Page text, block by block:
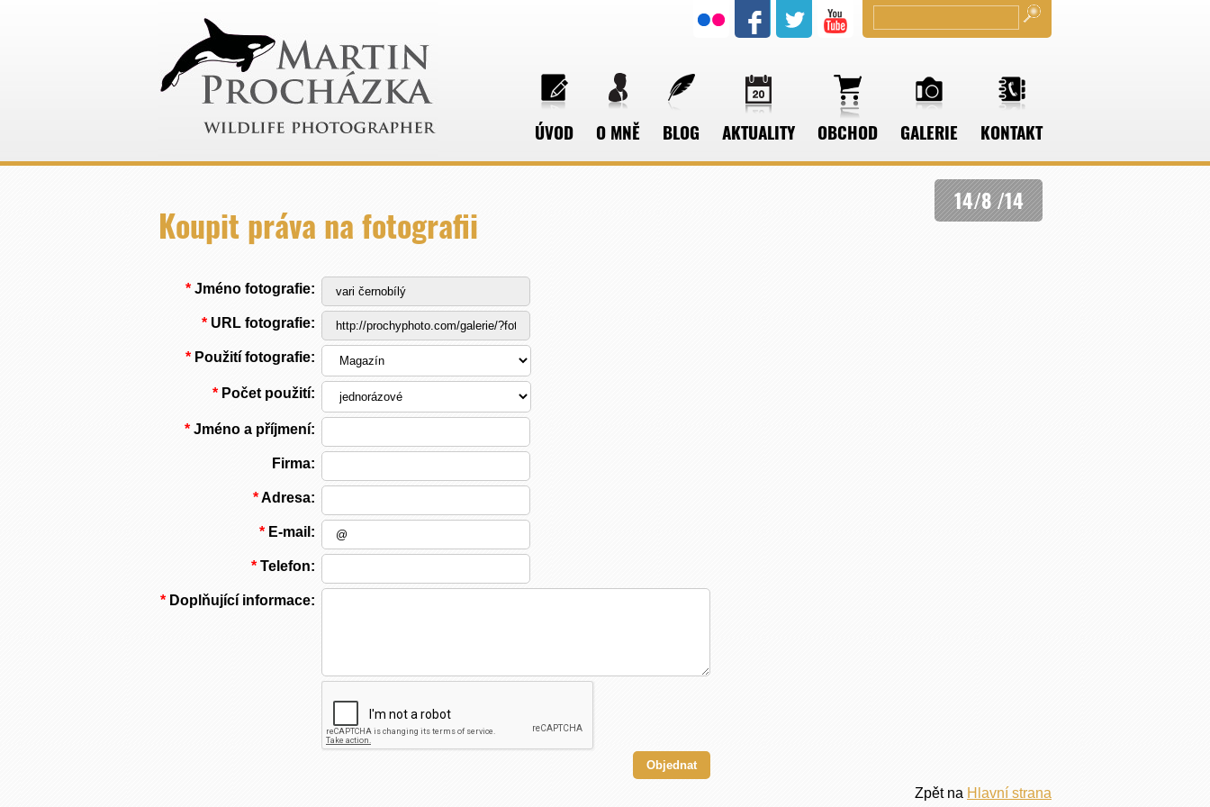
ÚVOD O MNĚ BLOG AKTUALITY OBCHOD GALERIE KONTAKT
14/8 /14
Koupit práva na fotografii
*Jméno fotografie:
* URL fotografie:
* Použití fotografie:
* Počet použití:
*Jméno a příjmení:
Firma:
*Adresa:
* E-mail:
*Telefon:
*Doplňující informace:
Zpět na Hlavní strana